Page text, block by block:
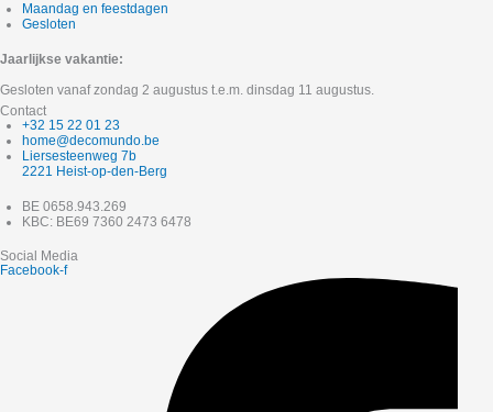
Maandag en feestdagen
Gesloten
Jaarlijkse vakantie:
Gesloten vanaf zondag 2 augustus t.e.m. dinsdag 11 augustus.
Contact
+32 15 22 01 23
home@decomundo.be
Liersesteenweg 7b
2221 Heist-op-den-Berg
BE 0658.943.269
KBC: BE69 7360 2473 6478
Social Media
Facebook-f